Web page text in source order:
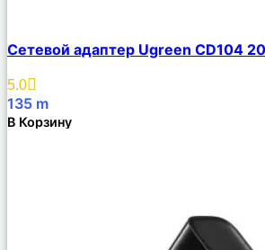
Описание
Избранное
Сетевой адаптер Ugreen CD104
5.0
135 m
В Корзину